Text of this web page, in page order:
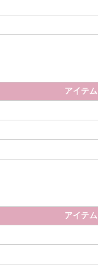
アイテム
アイテム